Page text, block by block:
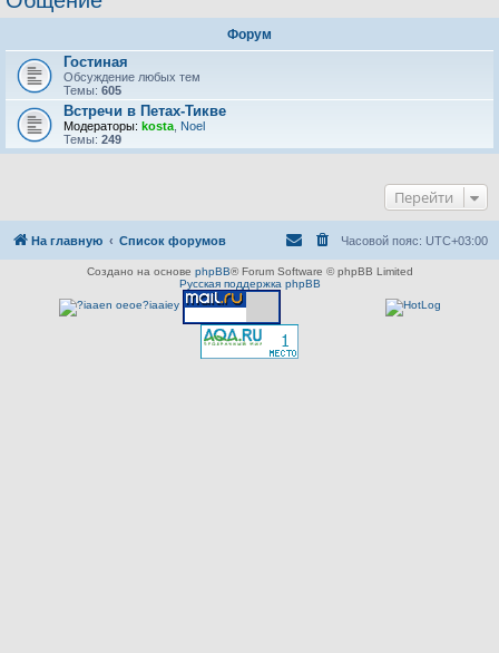
Форум
Гостиная
Обсуждение любых тем
Темы: 605
Встречи в Петах-Тикве
Модераторы: kosta Noel
Темы: 249
Перейти
На главную Список форумов Часовой пояс: UTC+03:00
Создано на основе phpBB® Forum Software © phpBB Limited
Русская поддержка phpBB